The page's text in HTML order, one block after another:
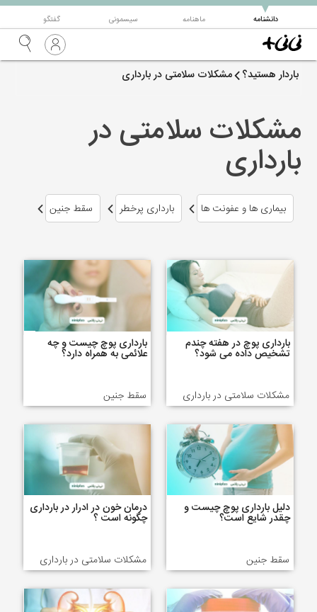
دانشنامه
▼ ماهنامه سیسمونی گفتگو
باردار هستید؟ مشکلات سلامتی در بارداری
مشکلات سلامتی در
بارداری
بیماری ها و عفونت ها بارداری پرخطر سقط جنین
بارداری پوچ در هفته چندم
تشخیص داده می شود؟
مشکلات سلامتی در بارداری
بارداری پوچ چیست و چه
علائمی به همراه دارد؟
سقط جنین
دلیل بارداری پوچ چیست و
چقدر شایع است؟
سقط جنین
درمان خون در ادرار در بارداری
چگونه است ؟
مشکلات سلامتی در بارداری